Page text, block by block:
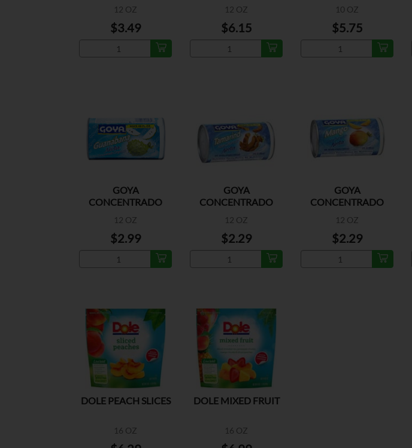
12 OZ
$3.49
12 OZ
$6.15
10 OZ
$5.75
GOYA
CONCENTRADO
GUANABANA
12 OZ
$2.99
GOYA
CONCENTRADO
TAMARINDO
12 OZ
$2.29
GOYA
CONCENTRADO
MANGO
12 OZ
$2.29
DOLE PEACH SLICES
16 OZ
DOLE MIXED FRUIT
16 OZ